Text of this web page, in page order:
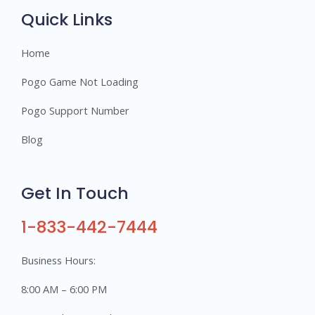
Quick Links
Home
Pogo Game Not Loading
Pogo Support Number
Blog
Get In Touch
1-833-442-7444
Business Hours:
8:00 AM – 6:00 PM